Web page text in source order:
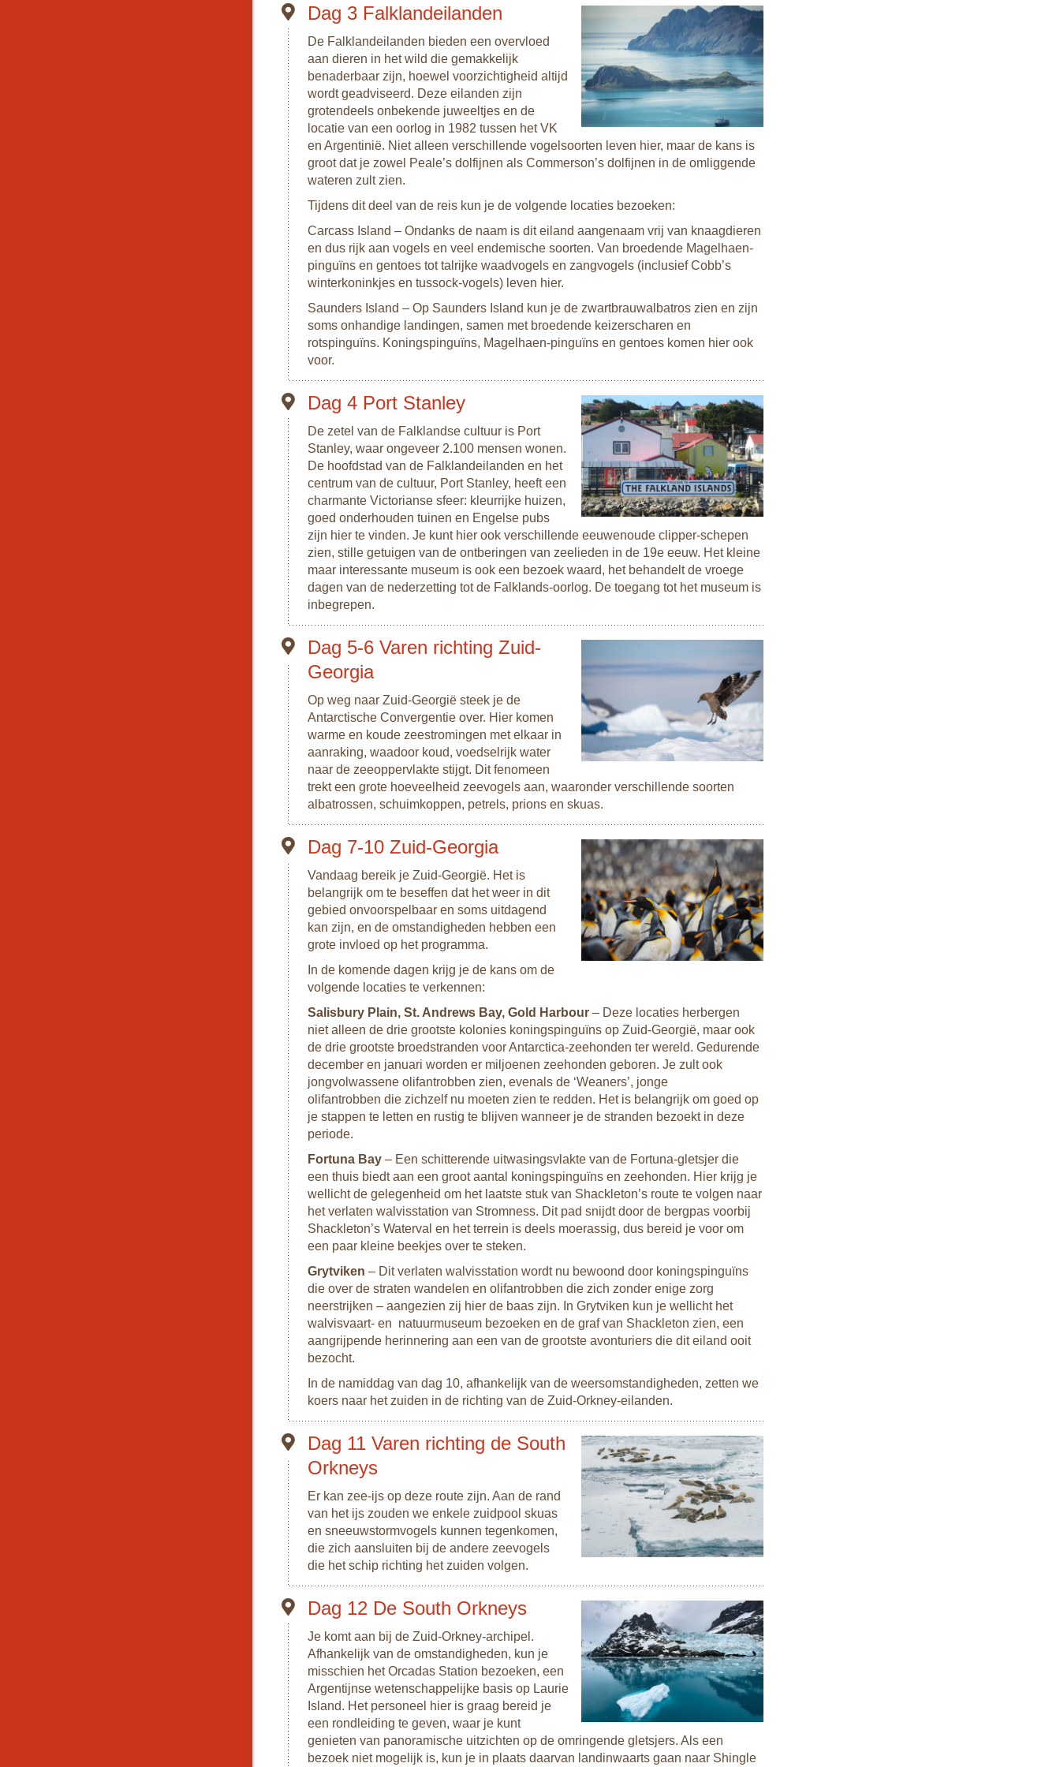
Dag 3 Falklandeilanden
De Falklandeilanden bieden een overvloed
aan dieren in het wild die gemakkelijk
benaderbaar zijn, hoewel voorzichtigheid altijd
wordt geadviseerd. Deze eilanden zijn
grotendeels onbekende juweeltjes en de
locatie van een oorlog in 1982 tussen het VK
en Argentinië. Niet alleen verschillende vogelsoorten leven hier, maar de kans is
groot dat je zowel Peale’s dolfijnen als Commerson’s dolfijnen in de omliggende
wateren zult zien.
Tijdens dit deel van de reis kun je de volgende locaties bezoeken:
Carcass Island – Ondanks de naam is dit eiland aangenaam vrij van knaagdieren
en dus rijk aan vogels en veel endemische soorten. Van broedende Magelhaen-
pinguïns en gentoes tot talrijke waadvogels en zangvogels (inclusief Cobb’s
winterkoninkjes en tussock-vogels) leven hier.
Saunders Island – Op Saunders Island kun je de zwartbrauwalbatros zien en zijn
soms onhandige landingen, samen met broedende keizerscharen en
rotspinguïns. Koningspinguïns, Magelhaen-pinguïns en gentoes komen hier ook
voor.
Dag 4 Port Stanley
De zetel van de Falklandse cultuur is Port
Stanley, waar ongeveer 2.100 mensen wonen.
De hoofdstad van de Falklandeilanden en het
centrum van de cultuur, Port Stanley, heeft een
charmante Victorianse sfeer: kleurrijke huizen,
goed onderhouden tuinen en Engelse pubs
zijn hier te vinden. Je kunt hier ook verschillende eeuwenoude clipper-schepen
zien, stille getuigen van de ontberingen van zeelieden in de 19e eeuw. Het kleine
maar interessante museum is ook een bezoek waard, het behandelt de vroege
dagen van de nederzetting tot de Falklands-oorlog. De toegang tot het museum is
inbegrepen.
Dag 5-6 Varen richting Zuid-
Georgia
Op weg naar Zuid-Georgië steek je de
Antarctische Convergentie over. Hier komen
warme en koude zeestromingen met elkaar in
aanraking, waadoor koud, voedselrijk water
naar de zeeoppervlakte stijgt. Dit fenomeen
trekt een grote hoeveelheid zeevogels aan, waaronder verschillende soorten
albatrossen, schuimkoppen, petrels, prions en skuas.
Dag 7-10 Zuid-Georgia
Vandaag bereik je Zuid-Georgië. Het is
belangrijk om te beseffen dat het weer in dit
gebied onvoorspelbaar en soms uitdagend
kan zijn, en de omstandigheden hebben een
grote invloed op het programma.
In de komende dagen krijg je de kans om de
volgende locaties te verkennen:
Salisbury Plain, St. Andrews Bay, Gold Harbour – Deze locaties herbergen
niet alleen de drie grootste kolonies koningspinguïns op Zuid-Georgië, maar ook
de drie grootste broedstranden voor Antarctica-zeehonden ter wereld. Gedurende
december en januari worden er miljoenen zeehonden geboren. Je zult ook
jongvolwassene olifantrobben zien, evenals de ‘Weaners’, jonge
olifantrobben die zichzelf nu moeten zien te redden. Het is belangrijk om goed op
je stappen te letten en rustig te blijven wanneer je de stranden bezoekt in deze
periode.
Fortuna Bay – Een schitterende uitwasingsvlakte van de Fortuna-gletsjer die
een thuis biedt aan een groot aantal koningspinguïns en zeehonden. Hier krijg je
wellicht de gelegenheid om het laatste stuk van Shackleton’s route te volgen naar
het verlaten walvisstation van Stromness. Dit pad snijdt door de bergpas voorbij
Shackleton’s Waterval en het terrein is deels moerassig, dus bereid je voor om
een paar kleine beekjes over te steken.
Grytviken – Dit verlaten walvisstation wordt nu bewoond door koningspinguïns
die over de straten wandelen en olifantrobben die zich zonder enige zorg
neerstrijken – aangezien zij hier de baas zijn. In Grytviken kun je wellicht het
walvisvaart- en natuurmuseum bezoeken en de graf van Shackleton zien, een
aangrijpende herinnering aan een van de grootste avonturiers die dit eiland ooit
bezocht.
In de namiddag van dag 10, afhankelijk van de weersomstandigheden, zetten we
koers naar het zuiden in de richting van de Zuid-Orkney-eilanden.
Dag 11 Varen richting de South
Orkneys
Er kan zee-ijs op deze route zijn. Aan de rand
van het ijs zouden we enkele zuidpool skuas
en sneeuwstormvogels kunnen tegenkomen,
die zich aansluiten bij de andere zeevogels
die het schip richting het zuiden volgen.
Dag 12 De South Orkneys
Je komt aan bij de Zuid-Orkney-archipel.
Afhankelijk van de omstandigheden, kun je
misschien het Orcadas Station bezoeken, een
Argentijnse wetenschappelijke basis op Laurie
Island. Het personeel hier is graag bereid je
een rondleiding te geven, waar je kunt
genieten van panoramische uitzichten op de omringende gletsjers. Als een
bezoek niet mogelijk is, kun je in plaats daarvan landinwaarts gaan naar Shingle